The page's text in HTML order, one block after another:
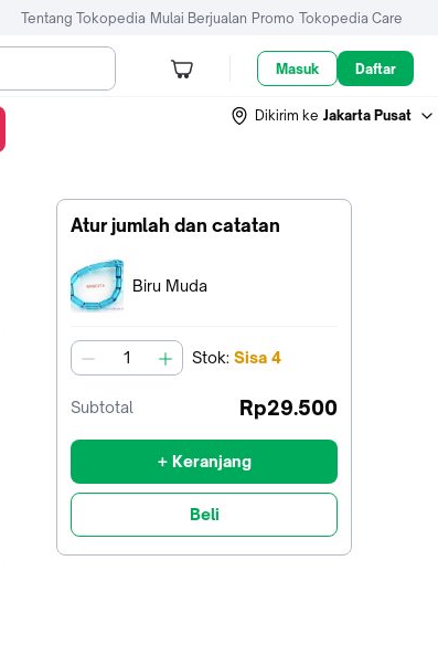
Tentang Tokopedia Mulai Berjualan Promo Tokopedia Care
Masuk Daftar
Dikirim ke Jakarta Pusat
Atur jumlah dan catatan
Terpilih:
Biru Muda
jumlah Stok: Sisa 4
Subtotal Rp29.500
+ Keranjang
Beli